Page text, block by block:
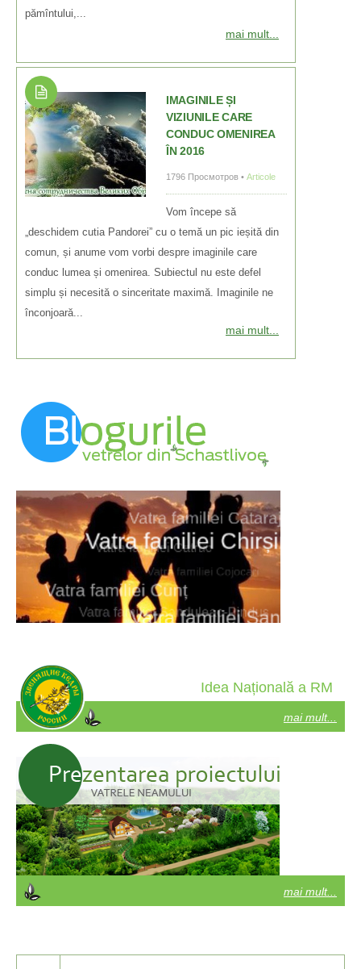
mai mult...
pămîntului,...
IMAGINILE ȘI
VIZIUNILE CARE
CONDUC OMENIREA
ÎN 2016
1796 Просмотров • Articole
mai mult...
Vom începe să
„deschidem cutia Pandorei” cu o temă un pic ieșită din
comun, și anume vom vorbi despre imaginile care
conduc lumea și omenirea. Subiectul nu este defel
simplu și necesită o sinceritate maximă. Imaginile ne
înconjoară...
Idea Națională a RM
mai mult...
mai mult...